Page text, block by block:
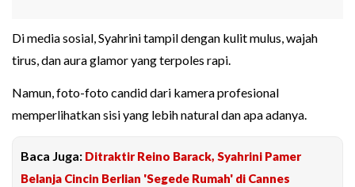
Di media sosial, Syahrini tampil dengan kulit mulus, wajah
tirus, dan aura glamor yang terpoles rapi.
Namun, foto-foto candid dari kamera profesional
memperlihatkan sisi yang lebih natural dan apa adanya.
Baca Juga: Ditraktir Reino Barack, Syahrini Pamer
Belanja Cincin Berlian 'Segede Rumah' di Cannes